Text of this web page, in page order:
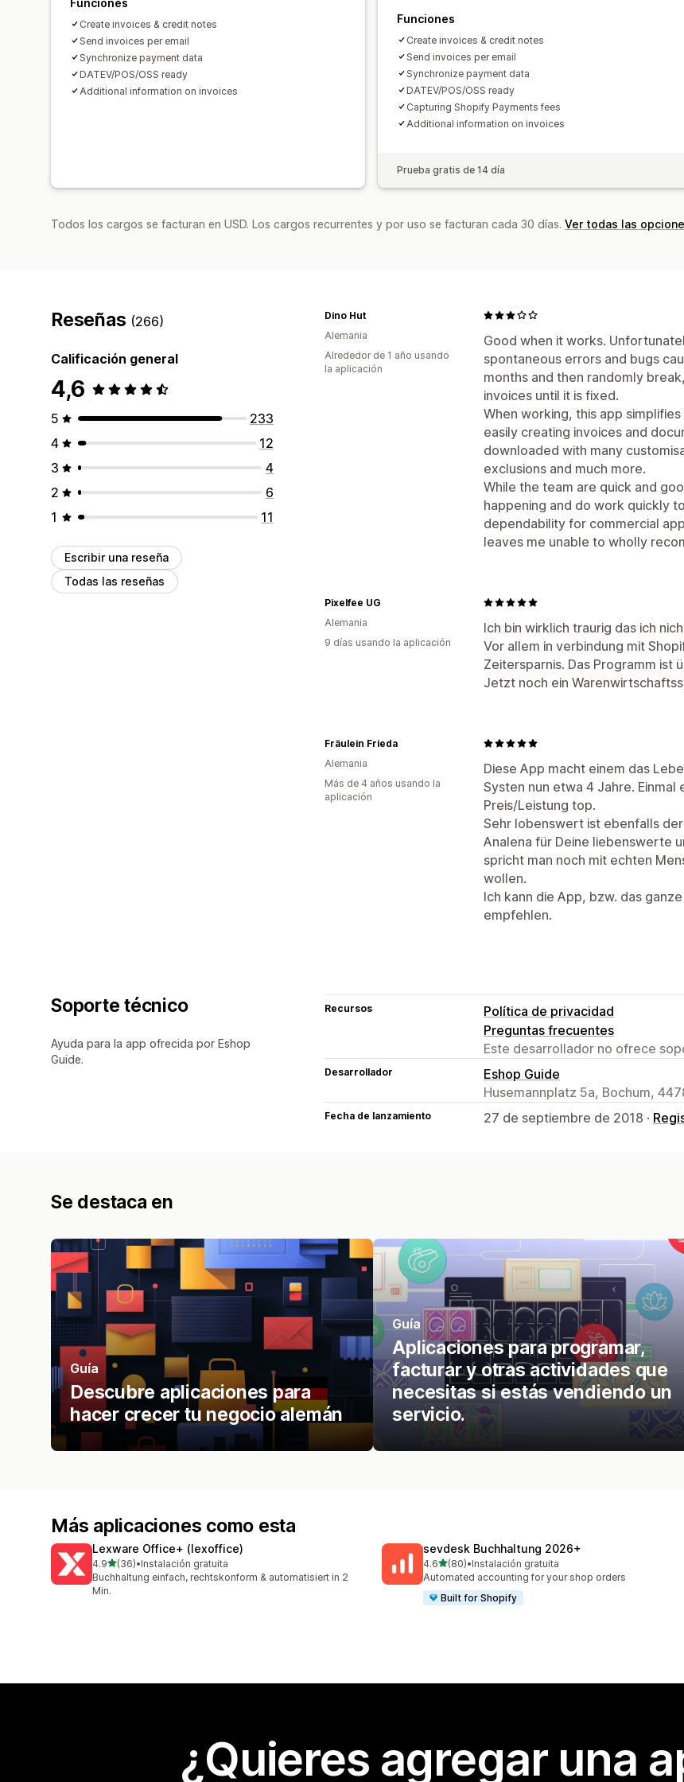
Create invoices & credit notes
Send invoices per email
Synchronize payment data
DATEV/POS/OSS ready
Additional information on invoices
Funciones
Create invoices & credit notes
Send invoices per email
Synchronize payment data
DATEV/POS/OSS ready
Capturing Shopify Payments fees
Additional information on invoices
Prueba gratis de 14 día
Todos los cargos se facturan en USD. Los cargos recurrentes y por uso se facturan cada 30 días. Ver todas las
Reseñas (266)
Calificación general
4,6
5
233
4
12
3
4
2
6
1
11
Escribir una reseña
Todas las reseñas
Good when it works.
spontaneous errors and bugs
months and then randomly
invoices until it is fixed.
When working, this app
easily creating invoices and
downloaded with many
exclusions and much more.
While the team are quick and
happening and do work quickly
dependability for commercial
leaves me unable to wholly
Dino Hut
Alemania
Alrededor de 1 año usando
la aplicación
Ich bin wirklich traurig das ich
Vor allem in verbindung mit
Zeitersparnis. Das Programm ist
Jetzt noch ein
Pixelfee UG
Alemania
9 días usando la aplicación
Diese App macht einem das
Systen nun etwa 4 Jahre.
Preis/Leistung top.
Sehr lobenswert ist ebenfalls
Analena für Deine liebenswerte
spricht man noch mit echten
wollen.
Ich kann die App, bzw. das
empfehlen.
Fräulein Frieda
Alemania
Más de 4 años usando la
aplicación
Soporte técnico
Ayuda para la app ofrecida por Eshop
Guide.
Recursos
Política de privacidad
Preguntas frecuentes
Este desarrollador no ofrece
Desarrollador
Eshop Guide
Husemannplatz 5a, Bochum,
Fecha de lanzamiento 27 de septiembre de 2018 ·
Se destaca en
Guía
Descubre aplicaciones para
hacer crecer tu negocio alemán
Guía
Aplicaciones para programar,
facturar y otras actividades que
necesitas si estás vendiendo un
servicio.
Más aplicaciones como esta
Lexware Office+ (lexoffice)
4.9de 5 estrellas
(36)
36 reseñas en total
•Instalación gratuita
Buchhaltung einfach, rechtskonform & automatisiert in 2
Min.
sevdesk Buchhaltung 2026+
4.6de 5 estrellas
(80)
80 reseñas en total
•Instalación gratuita
Automated accounting for your shop orders
Built for Shopify
¿Quieres agregar una